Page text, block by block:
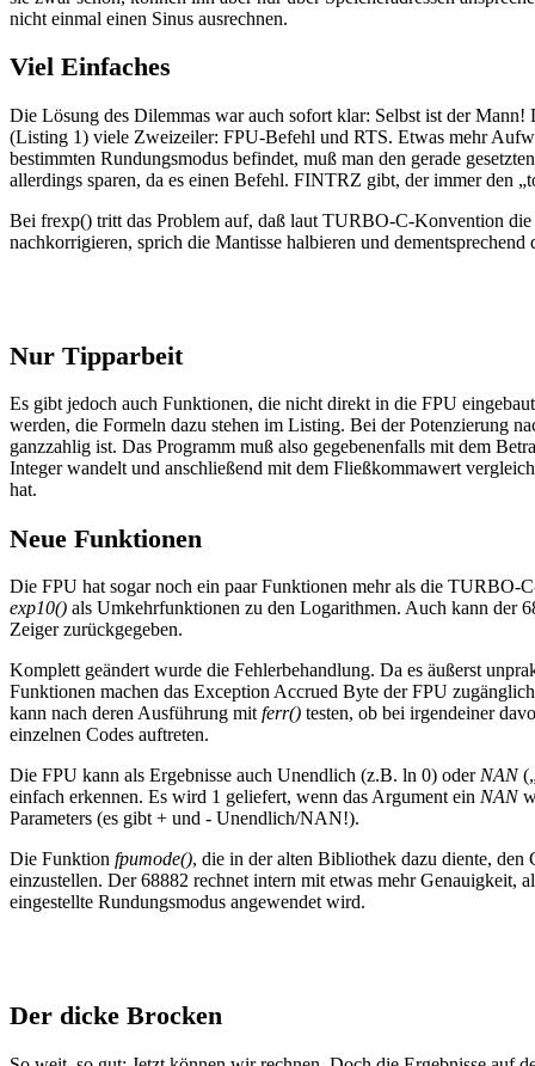
nicht einmal einen Sinus ausrechnen.
Viel Einfaches
Die Lösung des Dilemmas war auch sofort klar: Selbst ist der
(Listing 1) viele Zweizeiler: FPU-Befehl und RTS. Etwas mehr
bestimmten Rundungsmodus befindet, muß man den gerade
allerdings sparen, da es einen Befehl. FINTRZ gibt, der immer den
Bei frexp() tritt das Problem auf, daß laut TURBO-C-Konvention
nachkorrigieren, sprich die Mantisse halbieren und
Nur Tipparbeit
Es gibt jedoch auch Funktionen, die nicht direkt in die FPU
werden, die Formeln dazu stehen im Listing. Bei der Potenzierung
ganzzahlig ist. Das Programm muß also gegebenenfalls mit dem
Integer wandelt und anschließend mit dem Fließkommawert
hat.
Neue Funktionen
Die FPU hat sogar noch ein paar Funktionen mehr als die
exp10() als Umkehrfunktionen zu den Logarithmen. Auch kann der
Zeiger zurückgegeben.
Komplett geändert wurde die Fehlerbehandlung. Da es äußerst
Funktionen machen das Exception Accrued Byte der FPU
kann nach deren Ausführung mit ferr() testen, ob bei irgendeiner
einzelnen Codes auftreten.
Die FPU kann als Ergebnisse auch Unendlich (z.B. ln 0) oder NAN
einfach erkennen. Es wird 1 geliefert, wenn das Argument ein NAN
Parameters (es gibt + und - Unendlich/NAN!).
Die Funktion fpumode(), die in der alten Bibliothek dazu diente,
einzustellen. Der 68882 rechnet intern mit etwas mehr Genauigkeit,
eingestellte Rundungsmodus angewendet wird.
Der dicke Brocken